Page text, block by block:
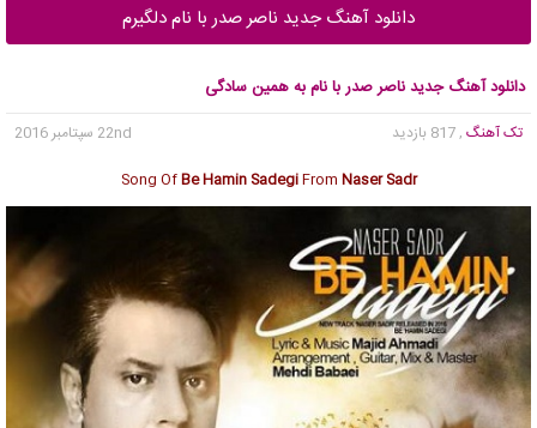
دانلود آهنگ جدید ناصر صدر با نام دلگیرم
دانلود آهنگ جدید ناصر صدر با نام به همین سادگی
تک آهنگ , 817 بازدید
22nd سپتامبر 2016
Song OfBe Hamin SadegiFrom Naser Sadr